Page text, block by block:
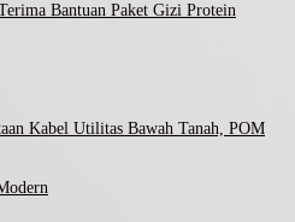
Bantuan Paket Gizi Protein
Kabel Utilitas Bawah Tanah, POM